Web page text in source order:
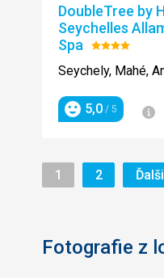
DoubleTree by
Seychelles
Spa Hodnotenie:
4/5
Seychely, Mahé,
Hodnotenie
5,0 / 5
Stránka
1 Stránka
2
Fotografie z